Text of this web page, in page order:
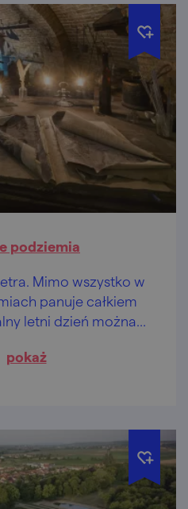
podziemia
Mimo wszystko w
panuje całkiem
letni dzień można
u św. Jakuba.
pokaż